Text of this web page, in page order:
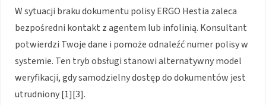
W sytuacji braku dokumentu polisy ERGO Hestia zaleca
bezpośredni kontakt z agentem lub infolinią. Konsultant
potwierdzi Twoje dane i pomoże odnaleźć numer polisy w
systemie. Ten tryb obsługi stanowi alternatywny model
weryfikacji, gdy samodzielny dostęp do dokumentów jest
utrudniony [1][3].